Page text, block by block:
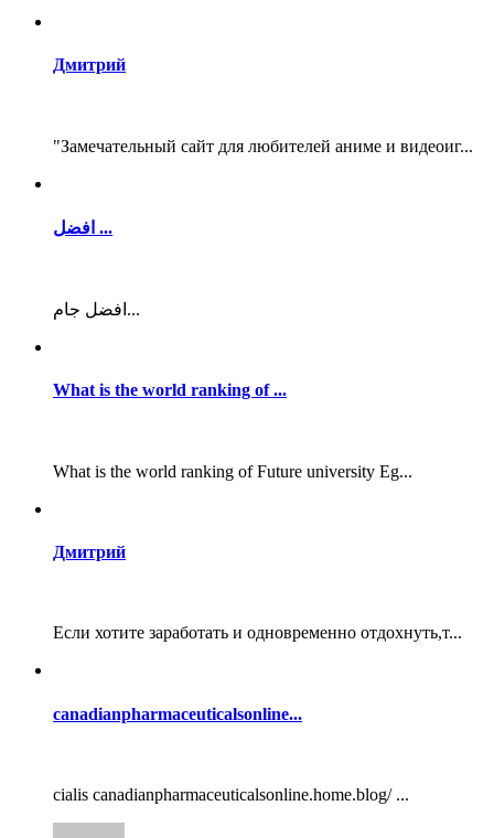
Дмитрий
"Замечательный сайт для любителей аниме и видеоиг...
افضل ...
افضل جام...
What is the world ranking of ...
What is the world ranking of Future university Eg...
Дмитрий
Если хотите заработать и одновременно отдохнуть,т...
canadianpharmaceuticalsonline...
cialis canadianpharmaceuticalsonline.home.blog/ ...